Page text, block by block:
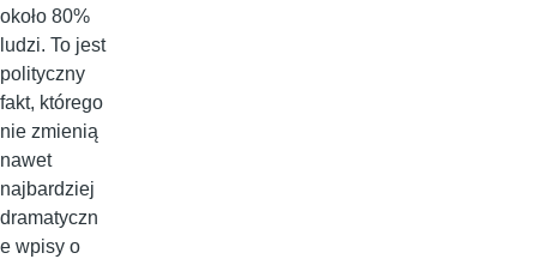
około 80%
ludzi. To jest
polityczny
fakt, którego
nie zmienią
nawet
najbardziej
dramatyczn
e wpisy o